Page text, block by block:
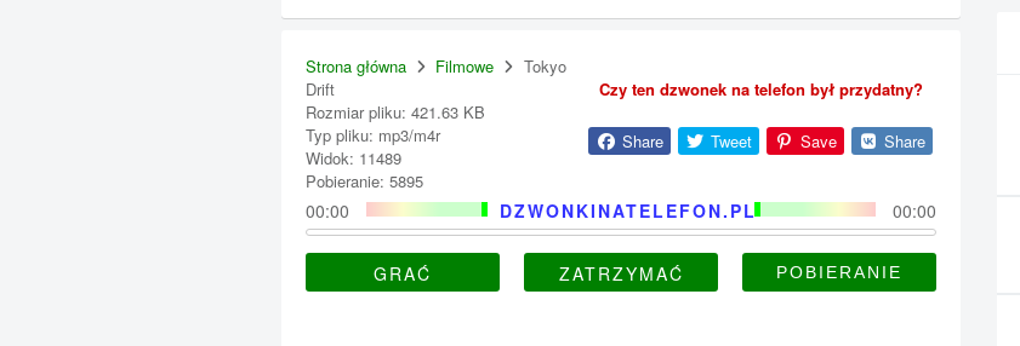
Strona główna Filmowe
Tokyo
Drift
Rozmiar pliku: 421.63 KB
Typ pliku: mp3/m4r
Widok: 11489
Pobieranie: 5895
Czy ten dzwonek na telefon był przydatny?
Share Tweet Save Share
DZWONKINATELEFON.PL
00:00 00:00
GRAĆ ZATRZYMAĆ